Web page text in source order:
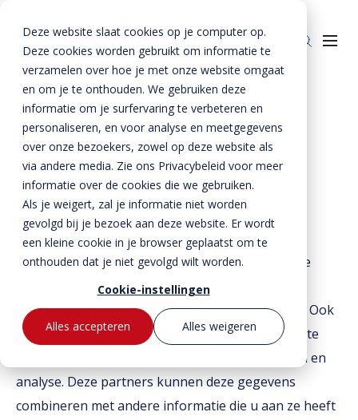
Deze website slaat cookies op je computer op.
Deze cookies worden gebruikt om informatie te
verzamelen over hoe je met onze website omgaat
en om je te onthouden. We gebruiken deze
informatie om je surfervaring te verbeteren en
personaliseren, en voor analyse en meetgegevens
over onze bezoekers, zowel op deze website als
via andere media. Zie ons Privacybeleid voor meer
informatie over de cookies die we gebruiken.
Als je weigert, zal je informatie niet worden
gevolgd bij je bezoek aan deze website. Er wordt
een kleine cookie in je browser geplaatst om te
onthouden dat je niet gevolgd wilt worden.
Cookie-instellingen
Alles accepteren
Alles weigeren
Downloads
Producten
Beton
Betonproducten
Lateien
Spekbanden
Gevelbanden
Raamdorpels
Kozijnkaders
Kantplanken
Spuwers
Producten voor kant-en-klaar gevels
Lateien
Spekbanden
Raamdorpels
Vogelstenen
Staal
Staalproducten
Lateien
Geveldragers
Borstweringssteunen
BTE Groep
Onze verhalen
Over ons
Historie
Werken bij Vebo
MVO
Downloads
Certificaten
Verwerkingsadviezen
Prestatieverklaringen
CO2 footprints
Documentatie
Contact met Vebo
Offerte aanvragen
Contactpersonen
Home» Cookies
Cookies
Deze website maakt gebruik van cookies. We
gebruiken cookies om content en advertenties te
personaliseren, om functies voor social media te
bieden en om ons websiteverkeer te analyseren. Ook
delen we informatie over uw gebruik van onze site
met onze partners voor social media, adverteren en
analyse. Deze partners kunnen deze gegevens
combineren met andere informatie die u aan ze heeft